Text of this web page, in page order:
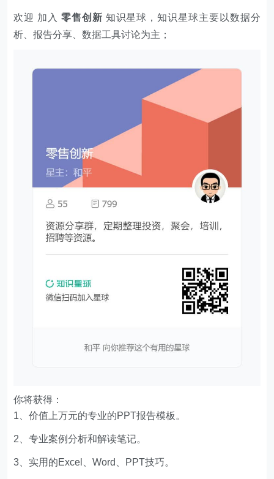
欢迎 加入 零售创新 知识星球，知识星球主要以数据分
析、报告分享、数据工具讨论为主；
你将获得：
1、价值上万元的专业的PPT报告模板。
2、专业案例分析和解读笔记。
3、实用的Excel、Word、PPT技巧。